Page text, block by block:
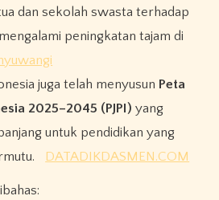
dan sekolah swasta terhadap
mengalami peningkatan tajam di
juga telah menyusun Peta
2025–2045 (PJPI) yang
untuk pendidikan yang
DATADIKDASMEN.COM